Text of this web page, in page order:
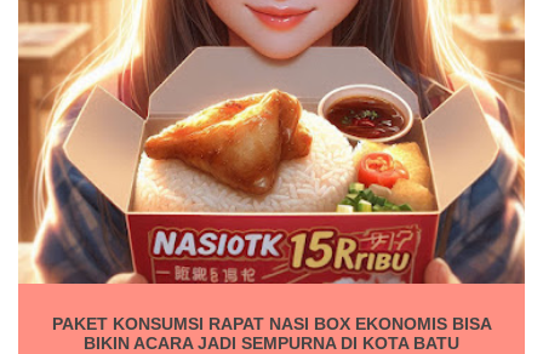
PAKET KONSUMSI RAPAT NASI BOX EKONOMIS BISA
BIKIN ACARA JADI SEMPURNA DI KOTA BATU